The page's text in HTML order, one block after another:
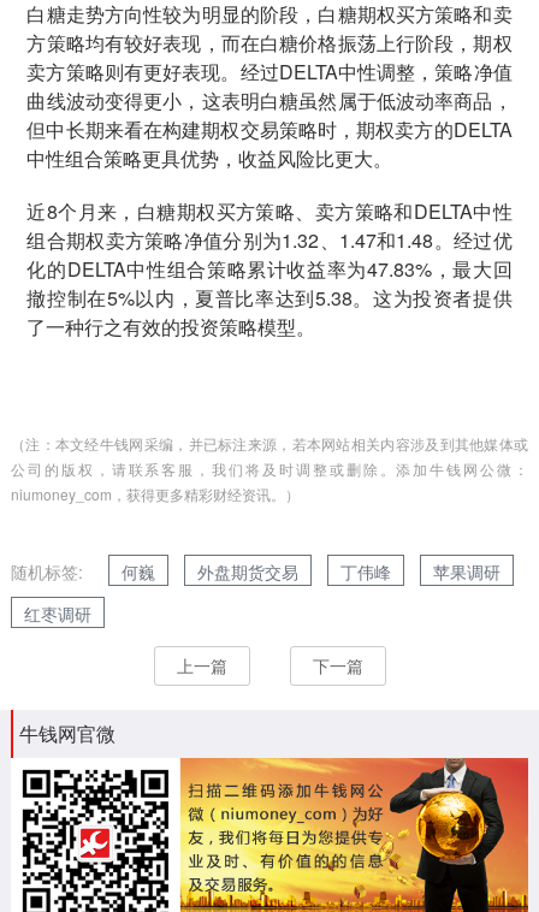
白糖走势方向性较为明显的阶段，白糖期权买方策略和卖
方策略均有较好表现，而在白糖价格振荡上行阶段，期权
卖方策略则有更好表现。经过DELTA中性调整，策略净值
曲线波动变得更小，这表明白糖虽然属于低波动率商品，
但中长期来看在构建期权交易策略时，期权卖方的DELTA
中性组合策略更具优势，收益风险比更大。
近8个月来，白糖期权买方策略、卖方策略和DELTA中性
组合期权卖方策略净值分别为1.32、1.47和1.48。经过优
化的DELTA中性组合策略累计收益率为47.83%，最大回
撤控制在5%以内，夏普比率达到5.38。这为投资者提供
了一种行之有效的投资策略模型。
（注：本文经牛钱网采编，并已标注来源，若本网站相关内容涉及到其他媒体或
公司的版权，请联系客服，我们将及时调整或删除。添加牛钱网公微：
niumoney_com，获得更多精彩财经资讯。）
随机标签: 何巍 外盘期货交易 丁伟峰
苹果调研
红枣调研
上一篇 下一篇
牛钱网官微